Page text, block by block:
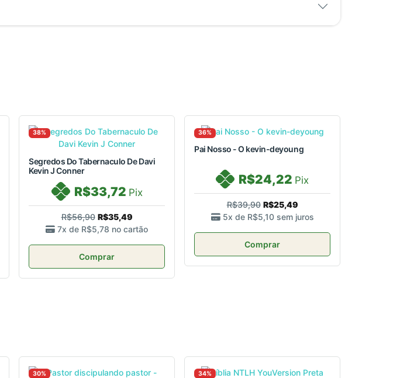
38%
Segredos Do Tabernaculo De Davi
Kevin J Conner
R$33,72 Pix
R$56,90 R$35,49
7x de R$5,78 no cartão
Comprar
36%
Pai Nosso - O kevin-deyoung
R$24,22 Pix
R$39,90 R$25,49
5x de R$5,10 sem juros
Comprar
30% 34%